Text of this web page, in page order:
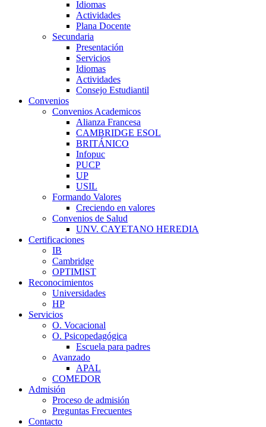
Idiomas
Actividades
Plana Docente
Secundaria
Presentación
Servicios
Idiomas
Actividades
Consejo Estudiantil
Convenios
Convenios Academicos
Alianza Francesa
CAMBRIDGE ESOL
BRITÁNICO
Infopuc
PUCP
UP
USIL
Formando Valores
Creciendo en valores
Convenios de Salud
UNV. CAYETANO HEREDIA
Certificaciones
IB
Cambridge
OPTIMIST
Reconocimientos
Universidades
HP
Servicios
O. Vocacional
O. Psicopedagógica
Escuela para padres
Avanzado
APAL
COMEDOR
Admisión
Proceso de admisión
Preguntas Frecuentes
Contacto